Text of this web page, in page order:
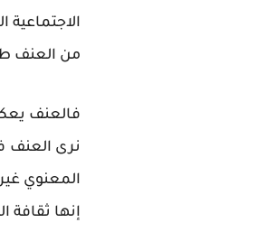
من العنف
فالعنف
نرى العنف
المعنوي
إنها ثقافة